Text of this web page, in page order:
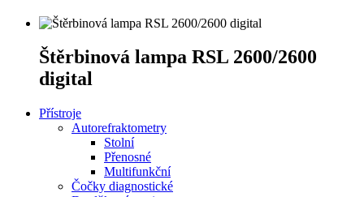
Štěrbinová lampa RSL 2600/2600
digital
Přístroje
Autorefraktometry
Stolní
Přenosné
Multifunkční
Čočky diagnostické